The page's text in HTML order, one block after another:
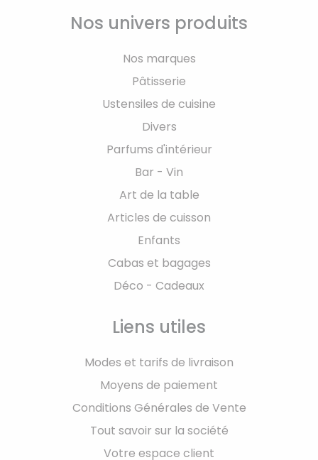
Nos univers produits
Nos marques
Pâtisserie
Ustensiles de cuisine
Divers
Parfums d'intérieur
Bar - Vin
Art de la table
Articles de cuisson
Enfants
Cabas et bagages
Déco - Cadeaux
Liens utiles
Modes et tarifs de livraison
Moyens de paiement
Conditions Générales de Vente
Tout savoir sur la société
Votre espace client